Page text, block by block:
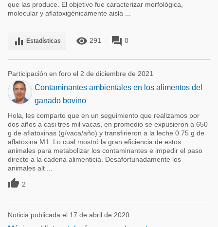
que las produce. El objetivo fue caracterizar morfológica,
molecular y aflatoxigénicamente aisla ...
equalizer Estadísticas remove_red_eye 291 forum 0
Participación en foro el 2 de diciembre de 2021
Contaminantes ambientales en los alimentos del
ganado bovino
Hola, les comparto que en un seguimiento que realizamos por
dos años a casi tres mil vacas, en promedio se expusieron a 650
g de aflatoxinas (g/vaca/año) y transfirieron a la leche 0.75 g de
aflatoxina M1. Lo cual mostró la gran eficiencia de estos
animales para metabolizar los contaminantes e impedir el paso
directo a la cadena alimenticia. Desafortunadamente los
animales alt ...
 2
Noticia publicada el 17 de abril de 2020